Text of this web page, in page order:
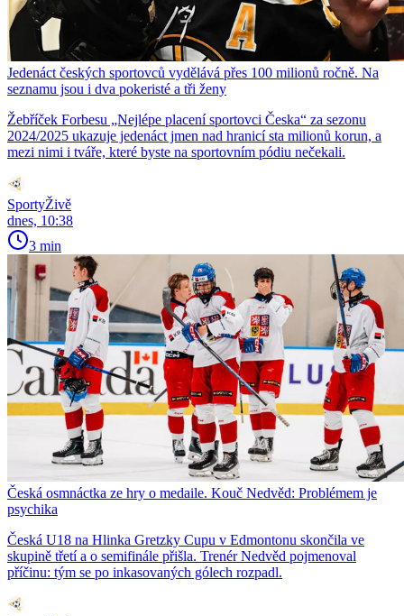
Jedenáct českých sportovců vydělává přes 100 milionů ročně. Na
seznamu jsou i dva pokeristé a tři ženy
Žebříček Forbesu „Nejlépe placení sportovci Česka“ za sezonu
2024/2025 ukazuje jedenáct jmen nad hranicí sta milionů korun, a
mezi nimi i tváře, které byste na sportovním pódiu nečekali.
SportyŽivě
dnes, 10:38
3 min
Česká osmnáctka ze hry o medaile. Kouč Nedvěd: Problémem je
psychika
Česká U18 na Hlinka Gretzky Cupu v Edmontonu skončila ve
skupině třetí a o semifinále přišla. Trenér Nedvěd pojmenoval
příčinu: tým se po inkasovaných gólech rozpadl.